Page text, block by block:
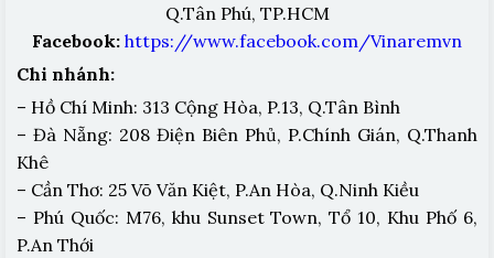
Q.Tân Phú, TP.HCM
Facebook: https://www.facebook.com/Vinaremvn
Chi nhánh:
– Hồ Chí Minh: 313 Cộng Hòa, P.13, Q.Tân Bình
– Đà Nẵng: 208 Điện Biên Phủ, P.Chính Gián, Q.Thanh
Khê
– Cần Thơ: 25 Võ Văn Kiệt, P.An Hòa, Q.Ninh Kiều
– Phú Quốc: M76, khu Sunset Town, Tổ 10, Khu Phố 6,
P.An Thới